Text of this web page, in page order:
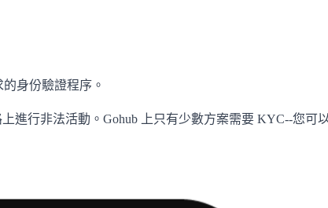
身份驗證程序。
行非法活動。Gohub 上只有少數方案需要 KYC--您可